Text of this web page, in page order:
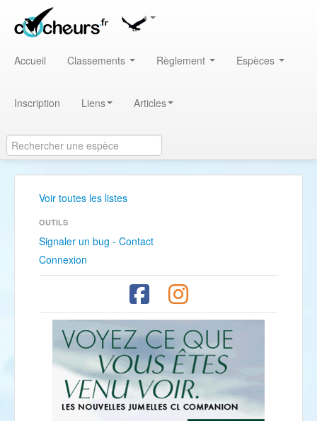
Accueil Classements Règlement Espèces
Inscription Liens Articles
Voir toutes les listes
OUTILS
Signaler un bug - Contact
Connexion